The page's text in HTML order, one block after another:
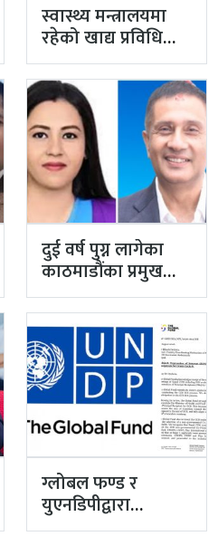
स्वास्थ्य मन्त्रालयमा
रहेको खाद्य प्रविधि
तथा गुण नियन्त्रण
विभाग विज्ञान…
दुई वर्ष पुग्न लागेका
काठमाडौंका प्रमुख
प्रशासकीय अधिकृत
गुरागाईं अवकाशमा,…
ग्लोबल फण्ड र
युएनडिपीद्वारा
सरकारको